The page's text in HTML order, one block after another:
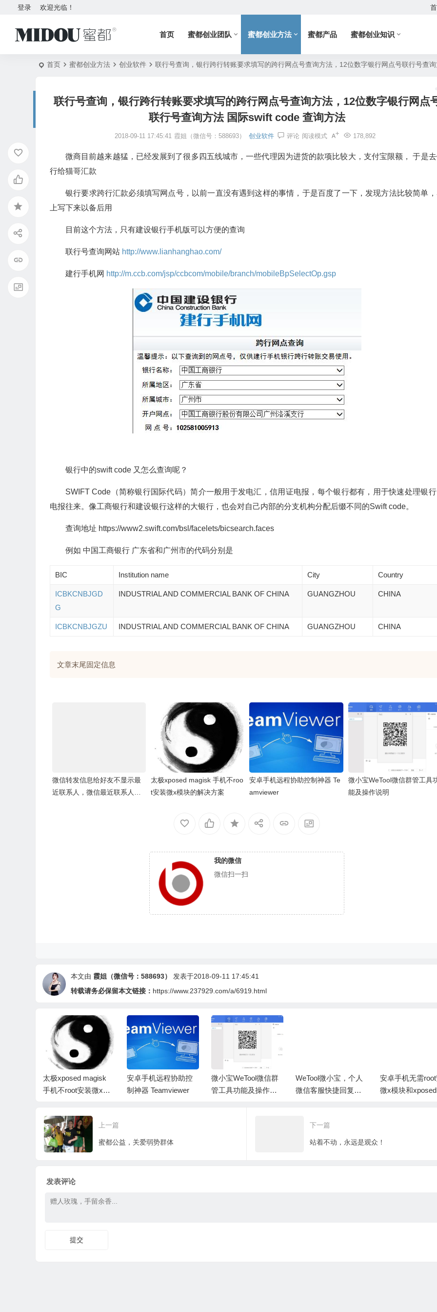
欢迎光临！
登录
首页 蜜都创业团队 蜜都创业方法 蜜都产品 蜜都创业知识
首页 蜜都创业方法 创业软件 联行号查询，银行跨行转账要求填写的跨行网点号查询方法，12位数字银行网点号联行号查
联行号查询，银行跨行转账要求填写的跨行网点号查询方法，12位数字银行网点
联行号查询方法 国际swift code 查询方法
2018-09-11 17:45:41 霞姐（微信号：588693） 创业软件 评论 178,892
阅读模式
微商目前越来越猛，已经发展到了很多四五线城市，一些代理因为进货的款项比较大，支付宝限额， 于是
行给猫哥汇款
银行要求跨行汇款必须填写网点号，以前一直没有遇到这样的事情，于是百度了一下，发现方法比较简单
上写下来以备后用
目前这个方法，只有建设银行手机版可以方便的查询
联行号查询网站 http://www.lianhanghao.com/
建行手机网 http://m.ccb.com/jsp/ccbcom/mobile/branch/mobileBpSelectOp.gsp
银行中的swift code 又怎么查询呢？
SWIFT Code（简称银行国际代码）简介一般用于发电汇，信用证电报，每个银行都有，用于快速处理银
电报往来。像工商银行和建设银行这样的大银行，也会对自己内部的分支机构分配后缀不同的Swift code。
查询地址 https://www2.swift.com/bsl/facelets/bicsearch.faces
例如 中国工商银行 广东省和广州市的代码分别是
BIC Institution name City Country
ICBKCNBJGD
G
INDUSTRIAL AND COMMERCIAL BANK OF CHINA GUANGZHOU CHINA
ICBKCNBJGZU INDUSTRIAL AND COMMERCIAL BANK OF CHINA GUANGZHOU CHINA
文章末尾固定信息
微信转发信息给好友不显示最
近联系人，微信最近联系人空
太极xposed magisk 手机不roo
t安装微x模块的解决方案
安卓手机远程协助控制神器 Te
amviewer
微小宝WeTool微信群管工具
能及操作说明
我的微信
微信扫一扫
本文由 霞姐（微信号：588693）
发表于2018-09-11 17:45:41
转载请务必保留本文链接： https://www.237929.com/a/6919.html
太极xposed magisk
手机不root安装微x模
安卓手机远程协助控
制神器 Teamviewer
微小宝WeTool微信群
管工具功能及操作说
WeTool微小宝，个人
微信客服快捷回复话
安卓手机无需
微x模块和
上一篇
蜜都公益，关爱弱势群体
下一篇
站着不动，永远是观众！
发表评论